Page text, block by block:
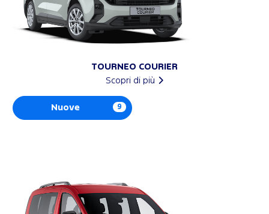
TOURNEO COURIER
Scopri di più
Nuove 9